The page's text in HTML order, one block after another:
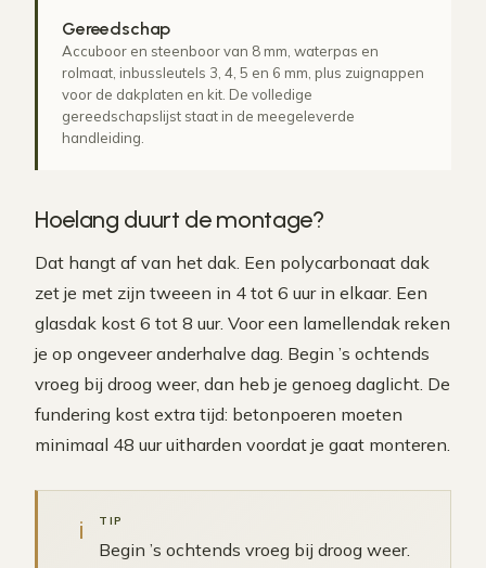
Gereedschap
Accuboor en steenboor van 8 mm, waterpas en
rolmaat, inbussleutels 3, 4, 5 en 6 mm, plus zuignappen
voor de dakplaten en kit. De volledige
gereedschapslijst staat in de meegeleverde
handleiding.
Hoelang duurt de montage?
Dat hangt af van het dak. Een polycarbonaat dak
zet je met zijn tweeen in 4 tot 6 uur in elkaar. Een
glasdak kost 6 tot 8 uur. Voor een lamellendak reken
je op ongeveer anderhalve dag. Begin ’s ochtends
vroeg bij droog weer, dan heb je genoeg daglicht. De
fundering kost extra tijd: betonpoeren moeten
minimaal 48 uur uitharden voordat je gaat monteren.
i TIP
Begin ’s ochtends vroeg bij droog weer.